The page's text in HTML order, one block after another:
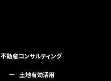
不動産コンサルティング
土地有効活用